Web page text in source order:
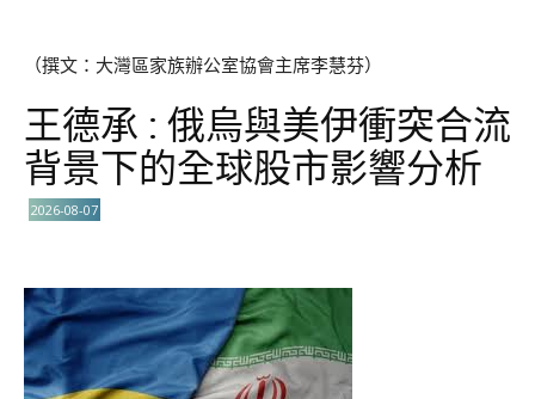
（撰文：大灣區家族辦公室協會主席李慧芬）
王德承 : 俄烏與美伊衝突合流
背景下的全球股市影響分析
2026-08-07